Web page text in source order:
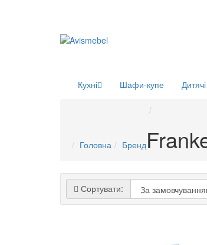
Кухні Шафи-купе
Головна Бренд
Сортувати: